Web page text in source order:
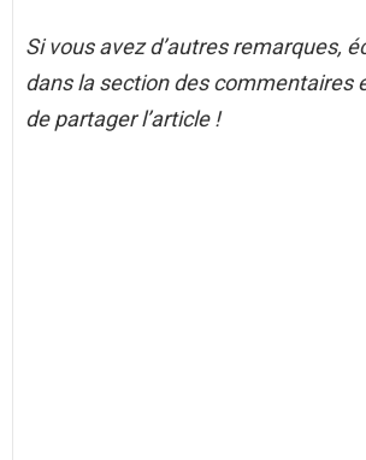
Si vous avez d’autres remarques,
dans la section des commentaires
de partager l’article !